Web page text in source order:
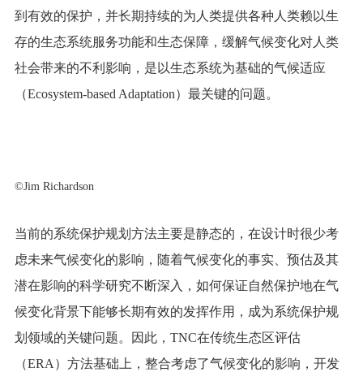
到有效的保护，并长期持续的为人类提供各种人类赖以生
存的生态系统服务功能和生态保障，缓解气候变化对人类
社会带来的不利影响，是以生态系统为基础的气候适应
（Ecosystem-based Adaptation）最关键的问题。
©Jim Richardson
当前的系统保护规划方法主要是静态的，在设计时很少考
虑未来气候变化的影响，随着气候变化的事实、预估及其
潜在影响的科学研究不断深入，如何保证自然保护地在气
候变化背景下能够长期有效的发挥作用，成为系统保护规
划领域的关键问题。因此，TNC在传统生态区评估
（ERA）方法基础上，整合考虑了气候变化的影响，开发